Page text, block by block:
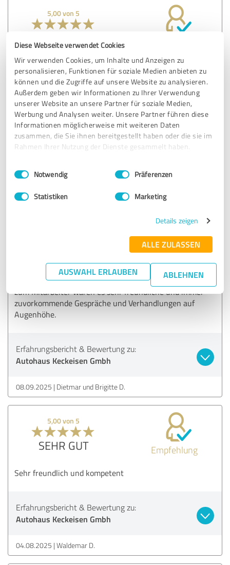
Diese Webseite verwendet Cookies
Wir verwenden Cookies, um Inhalte und Anzeigen zu
personalisieren, Funktionen für soziale Medien anbieten zu
können und die Zugriffe auf unsere Website zu analysieren.
Außerdem geben wir Informationen zu Ihrer Verwendung
unserer Website an unsere Partner für soziale Medien,
Werbung und Analysen weiter. Unsere Partner führen diese
Informationen möglicherweise mit weiteren Daten
zusammen, die Sie ihnen bereitgestellt haben oder die sie im
Rahmen Ihrer Nutzung der Dienste gesammelt haben.
Impressum Datenschutzbestimmungen
Einwilligungsauswahl
Notwendig Präferenzen
Statistiken Marketing
Details zeigen
ALLE ZULASSEN
AUSWAHL ERLAUBEN ABLEHNEN
5,00 von 5
Es hat einfach alles geklappt. Herr Keckeisen und sein
Mitarbeiter waren stets kompetent und freundlich, wir
wurden in die neue Bedienung der Autosoftware gut
eingeleitet.
Erfahrungsbericht & Bewertung zu:
Autohaus Keckeisen Gmbh
09.10.2025 Regina L.
Empfehlung
für uns ein sehr guter Kontakt, wobei auch die
Kommunikation und Flexibilität super liefen. Vom Chef bis
zum Mitarbeiter waren es sehr freundliche und immer
zuvorkommende Gespräche und Verhandlungen auf
Augenhöhe.
Erfahrungsbericht & Bewertung zu:
Autohaus Keckeisen Gmbh
08.09.2025 Dietmar und Brigitte D.
5,00 von 5
SEHR GUT Empfehlung
Sehr freundlich und kompetent
Erfahrungsbericht & Bewertung zu:
Autohaus Keckeisen Gmbh
04.08.2025 Waldemar D.